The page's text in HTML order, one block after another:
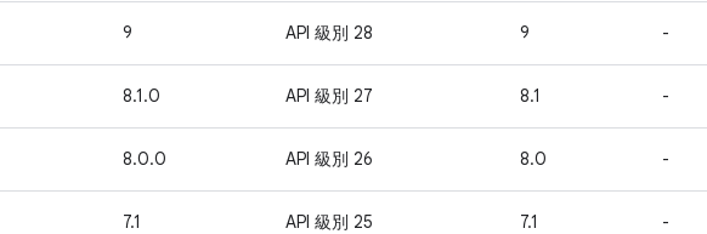
9 API 級別 28 9 -
8.1.0 API 級別 27 8.1 -
8.0.0 API 級別 26 8.0 -
7.1 API 級別 25 7.1 -